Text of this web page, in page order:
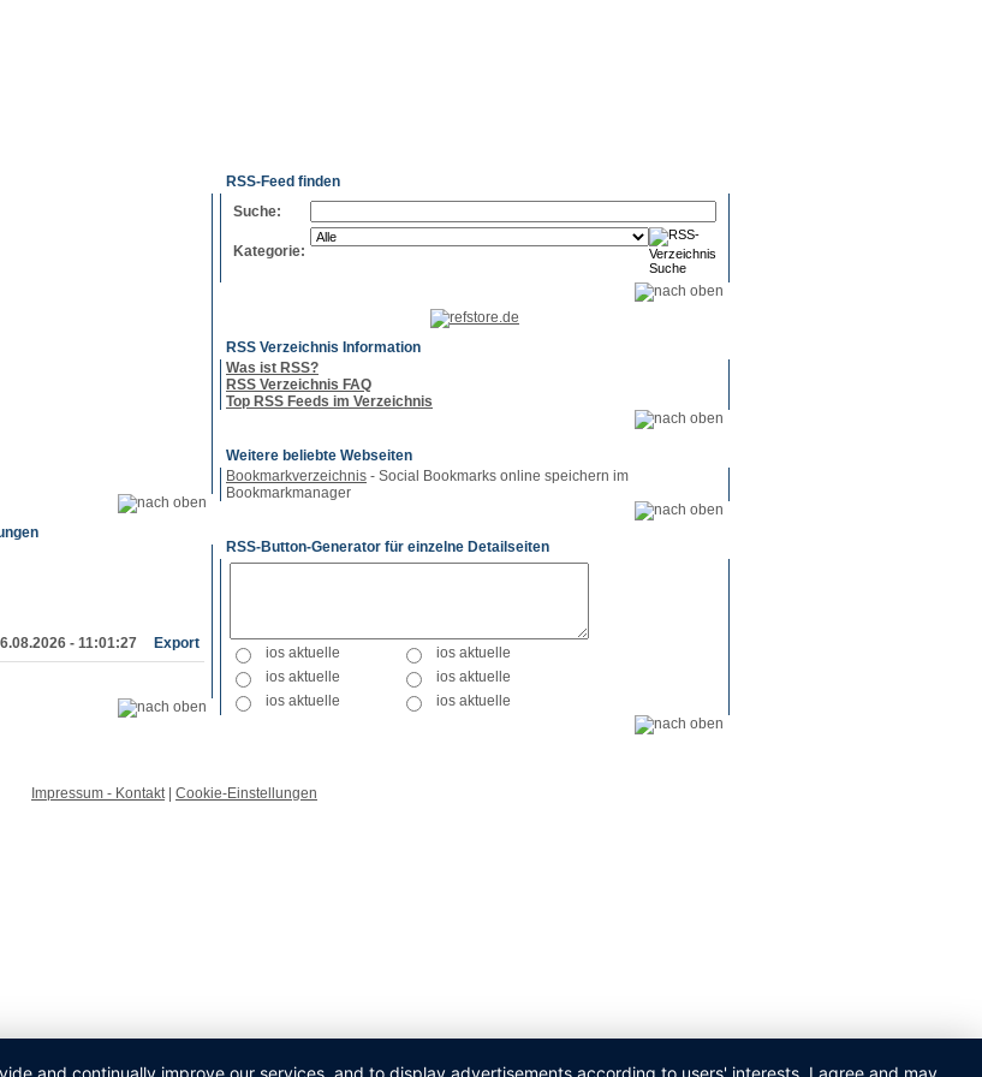
- 11:01:27 Export
RSS-Feed finden
Suche:
Kategorie:
RSS Verzeichnis Information
Was ist RSS?
RSS Verzeichnis FAQ
Top RSS Feeds im Verzeichnis
Weitere beliebte Webseiten
Bookmarkverzeichnis - Social Bookmarks online speichern im
Bookmarkmanager
RSS-Button-Generator für einzelne Detailseiten
Impressum - Kontakt| Cookie-Einstellungen
and continually improve our services, and to display advertisements according to users' interests. I agree and may